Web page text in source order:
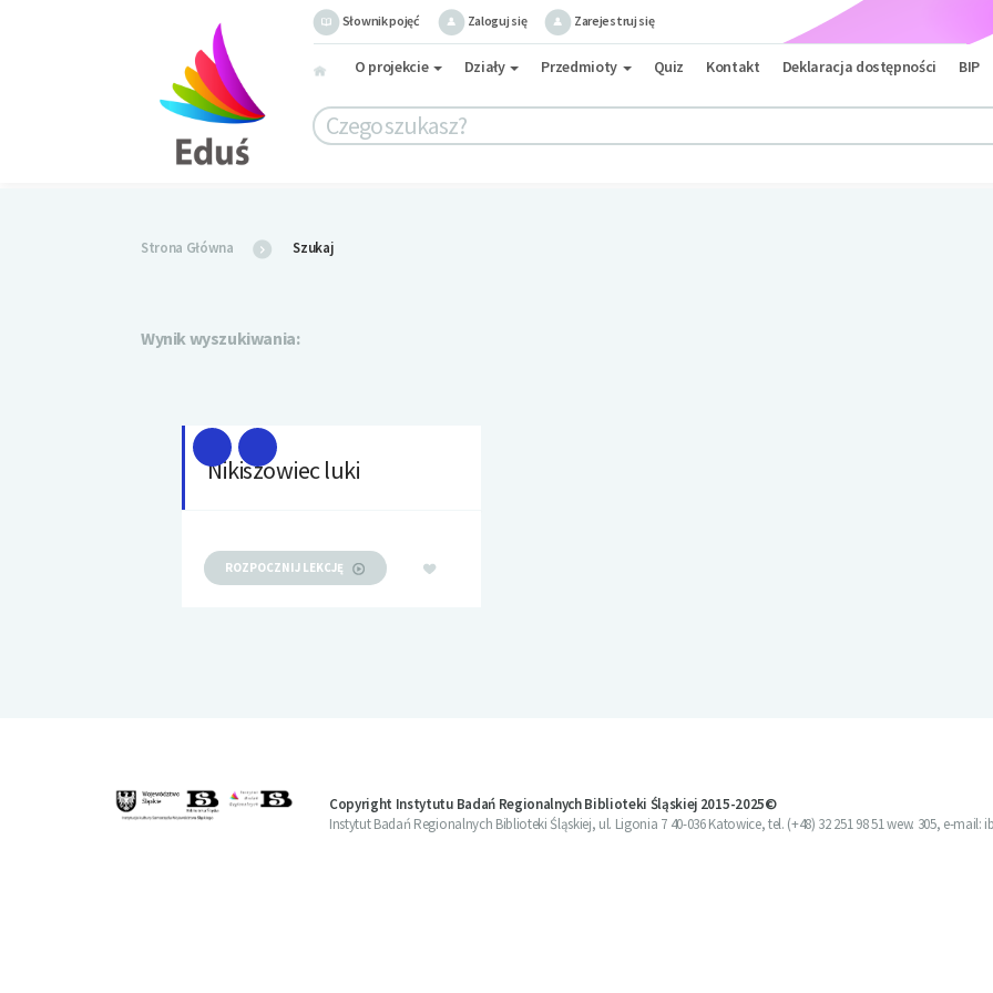
Słownik pojęć Zaloguj się Zarejestruj się
O projekcie Działy Przedmioty Quiz Kontakt Deklaracja dostępności BIP
Strona Główna Szukaj
Wynik wyszukiwania:
Nikiszowiec luki
ROZPOCZNIJ LEKCJĘ
Copyright Instytutu Badań Regionalnych Biblioteki Śląskiej 2015-2025©
Instytut Badań Regionalnych Biblioteki Śląskiej, ul. Ligonia 7 40-036 Katowice, tel. (+48) 32 251 98 51 wew. 305, e-mail: